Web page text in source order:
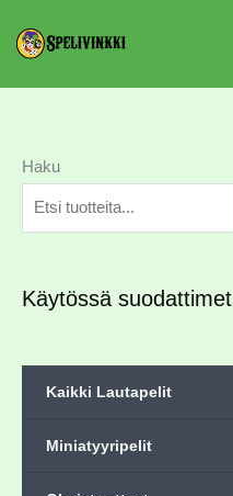
Haku
Käytössä suodattimet
Kaikki Lautapelit
Miniatyyripelit